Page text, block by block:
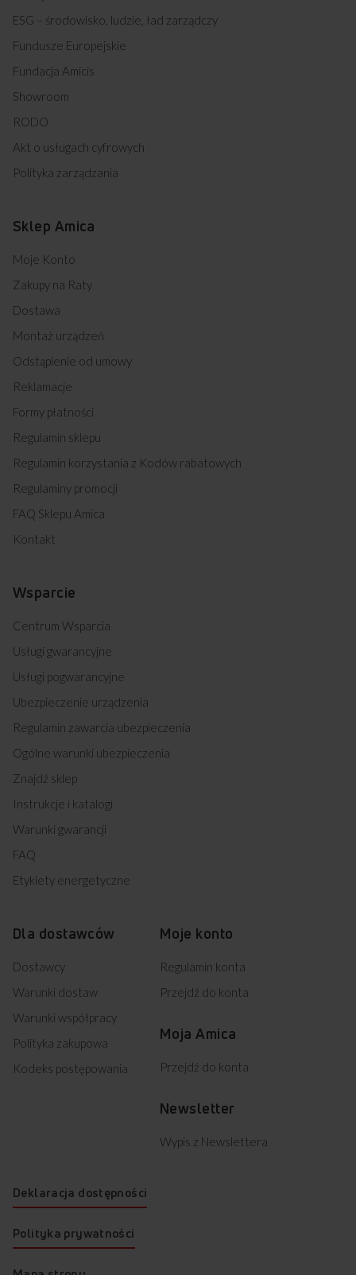
510GE3.43ZPTADNAQ(W) (kod: 54982)
EBI 8564 W AA PROBABY (kod: 55019)
EBI 8874 B AA PROBABY (kod: 55056)
EBI 8874 AA PROBABY (kod: 55057)
EBI 8774 B AA PROBABY (kod: 55061)
EBI 8774 W AA PROBABY (kod: 55062)
620GE3.43ZPTAKDPNAQ(XX) (kod: 55367)
520GE3.43ZPTAFP(XX) (kod: 55369)
520GE3.43ZPTADNAQ(XX) (kod: 55371)
58GGD5.43HZPMSNQ(W) (kod: 55538)
58GES2.43HZPTAPF(W) (kod: 55557)
510GES3.43ZPTAD(XX) (kod: 55566)
510GEH3.43ZPTADNA(XX) (kod: 55571)
618GGD4.33HZPFQ(W) (kod: 55582)
617GGH4.33HZPF(W) (kod: 55583)
617GG5.43HZPTABDN(XX) (kod: 55586)
618GES3.43HZPTADNQ(W) (kod: 55589)
618GEH3.43HZPTAKDNA(W) (kod: 55590)
618GES3.43HZPTADNQ(XX) (kod: 55594)
617GEH3.43HZPTAKDPNA(XX) (kod: 55595)
614GCEH3.43ZPTSA(XL) (kod: 55596)
614GCES3.43ZPTSKDPAQ(XL) (kod: 55597)
618IES3.474HTAKDPQ(XX) (kod: 55598)
EB8774BA+ INTEGRA PRO (kod: 55604)
EB8774WA+ INTEGRA PRO (kod: 55605)
EB8551X FUSION (kod: 55610)
EB8541 FUSION SOFT (kod: 55615)
EB8542 INTEGRA (kod: 55618)
EB8552B INTEGRA (kod: 55620)
EB8564 INTEGRA PROBABY (kod: 55621)
EB8564W INTEGRA PROBABY (kod: 55623)
EB8862 INTEGRA (kod: 55632)
EB81064BA+ INTEGRA (kod: 55635)
EB81064WA+ INTEGRA (kod: 55636)
EB8874B INTEGRA PROBABY (kod: 55638)
EB8552 IMPRESSION (kod: 55650)
57GES3.43HZPTADNA(BM) (kod: 55678)
EB8562 INTEGRA SOFT (kod: 55694)
EB8541 FINE (kod: 56079)
MEB8552 INTEGRA (kod: 56245)
522GE3.43ZPTADNA(XX) (kod: 56413)
EB85529 STUDIO (kod: 56432)
58GET3.43HZPTADNA(XX) (kod: 57019)
6118IED3.475HTAKDP(XX) (kod: 57083)
6123GE3.43HZPTSKDPNA(XX) (kod: 57088)
6123GES3.43HZPTSPRDNA(XX) (kod: 57089)
58GET2.43HZPTADFAI(XSX) (kod: 57220)
58GET3.43HZPTADPAF(XX) (kod: 58466)
6123GE3.43HZpTsKDpA(Xx (kod: 58649)
6118IED3.475HTaKDp(Xx) (kod: 58659)
523GET3.43PAZPTTSDPSCA (kod: 58668)
ESG – środowisko, ludzie, ład zarządczy
Fundusze Europejskie
Fundacja Amicis
Showroom
RODO
Akt o usługach cyfrowych
Polityka zarządzania
Sklep Amica
Moje Konto
Zakupy na Raty
Dostawa
Montaż urządzeń
Odstąpienie od umowy
Reklamacje
Formy płatności
Regulamin sklepu
Regulamin korzystania z Kodów rabatowych
Regulaminy promocji
FAQ Sklepu Amica
Kontakt
Wsparcie
Centrum Wsparcia
Usługi gwarancyjne
Usługi pogwarancyjne
Ubezpieczenie urządzenia
Regulamin zawarcia ubezpieczenia
Ogólne warunki ubezpieczenia
Znajdź sklep
Instrukcje i katalogi
Warunki gwarancji
FAQ
Etykiety energetyczne
Dla dostawców
Dostawcy
Warunki dostaw
Warunki współpracy
Polityka zakupowa
Kodeks postępowania
Moje konto
Regulamin konta
Przejdź do konta
Moja Amica
Przejdź do konta
Newsletter
Wypis z Newslettera
Deklaracja dostępności
Polityka prywatności